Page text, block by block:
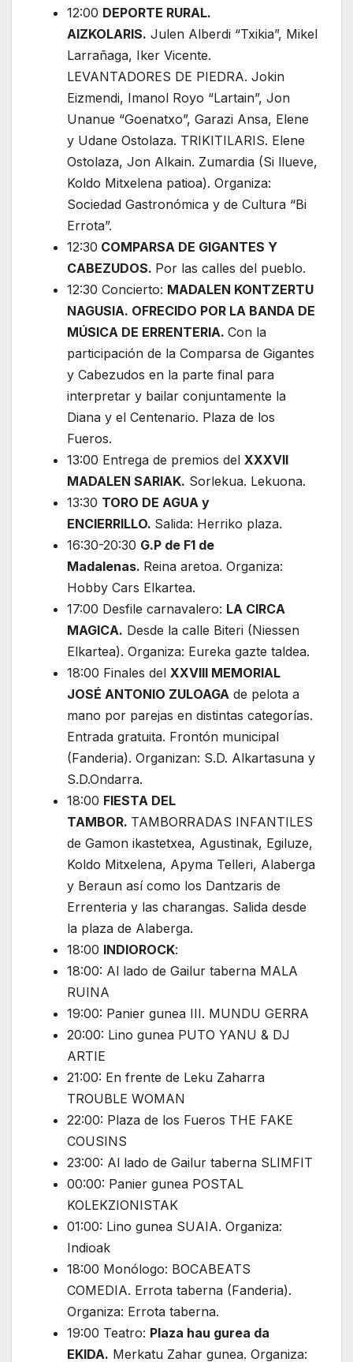
12:00 DEPORTE RURAL.
AIZKOLARIS. Julen Alberdi “Txikia”, Mikel
Larrañaga, Iker Vicente.
LEVANTADORES DE PIEDRA. Jokin
Eizmendi, Imanol Royo “Lartain”, Jon
Unanue “Goenatxo”, Garazi Ansa, Elene
y Udane Ostolaza. TRIKITILARIS. Elene
Ostolaza, Jon Alkain. Zumardia (Si llueve,
Koldo Mitxelena patioa). Organiza:
Sociedad Gastronómica y de Cultura “Bi
Errota”.
12:30 COMPARSA DE GIGANTES Y
CABEZUDOS. Por las calles del pueblo.
12:30 Concierto: MADALEN KONTZERTU
NAGUSIA. OFRECIDO POR LA BANDA DE
MÚSICA DE ERRENTERIA. Con la
participación de la Comparsa de Gigantes
y Cabezudos en la parte final para
interpretar y bailar conjuntamente la
Diana y el Centenario. Plaza de los
Fueros.
13:00 Entrega de premios del XXXVII
MADALEN SARIAK. Sorlekua. Lekuona.
13:30 TORO DE AGUA y
ENCIERRILLO. Salida: Herriko plaza.
16:30-20:30 G.P de F1 de
Madalenas. Reina aretoa. Organiza:
Hobby Cars Elkartea.
17:00 Desfile carnavalero: LA CIRCA
MAGICA. Desde la calle Biteri (Niessen
Elkartea). Organiza: Eureka gazte taldea.
18:00 Finales del XXVIII MEMORIAL
JOSÉ ANTONIO ZULOAGA de pelota a
mano por parejas en distintas categorías.
Entrada gratuita. Frontón municipal
(Fanderia). Organizan: S.D. Alkartasuna y
S.D.Ondarra.
18:00 FIESTA DEL
TAMBOR. TAMBORRADAS INFANTILES
de Gamon ikastetxea, Agustinak, Egiluze,
Koldo Mitxelena, Apyma Telleri, Alaberga
y Beraun así como los Dantzaris de
Errenteria y las charangas. Salida desde
la plaza de Alaberga.
18:00 INDIOROCK:
18:00: Al lado de Gailur taberna MALA
RUINA
19:00: Panier gunea III. MUNDU GERRA
20:00: Lino gunea PUTO YANU & DJ
ARTIE
21:00: En frente de Leku Zaharra
TROUBLE WOMAN
22:00: Plaza de los Fueros THE FAKE
COUSINS
23:00: Al lado de Gailur taberna SLIMFIT
00:00: Panier gunea POSTAL
KOLEKZIONISTAK
01:00: Lino gunea SUAIA. Organiza:
Indioak
18:00 Monólogo: BOCABEATS
COMEDIA. Errota taberna (Fanderia).
Organiza: Errota taberna.
19:00 Teatro: Plaza hau gurea da
EKIDA. Merkatu Zahar gunea. Organiza: